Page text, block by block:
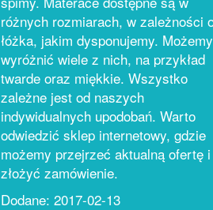
różnych rozmiarach, w zależności
łóżka, jakim dysponujemy. Możemy
wyróżnić wiele z nich, na przykład
twarde oraz miękkie. Wszystko
zależne jest od naszych
indywidualnych upodobań. Warto
odwiedzić sklep internetowy, gdzie
możemy przejrzeć aktualną ofertę i
złożyć zamówienie.
Dodane: 2017-02-13